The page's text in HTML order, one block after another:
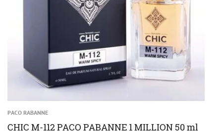
PACO RABANNE
CHIC M-112 PACO PABANNE 1 MILLION 50 ml